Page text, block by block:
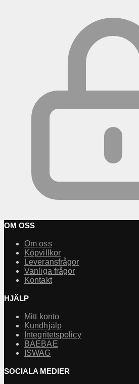
OM OSS
Om oss
Köpvillkor
Leveransfrågor
Vanliga frågor
Kontakt
HJÄLP
Mitt konto
Kundhjälp
Integritetspolicy
BAEBAE
ISWAG
SOCIALA MEDIER